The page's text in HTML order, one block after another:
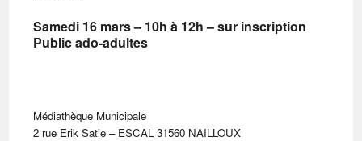
Samedi 16 mars – 10h à 12h – sur inscription
Public ado-adultes
Médiathèque Municipale
2 rue Erik Satie – ESCAL 31560 NAILLOUX